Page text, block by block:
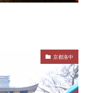
京都洛中